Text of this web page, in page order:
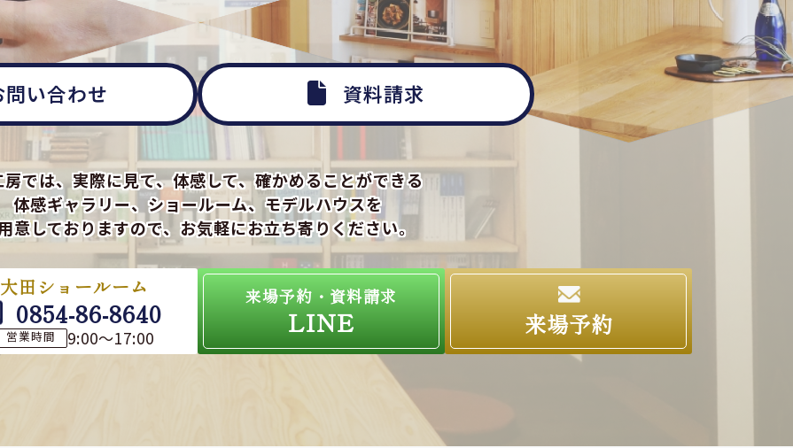
問い合わせ 資料請求
房では、実際に見て、体感して、確かめることができる
体感ギャラリー、ショールーム、モデルハウスを
意しておりますので、お気軽にお立ち寄りください。
大田ショールーム
0854-86-8640
営業時間 9:00～17:00
来場予約・資料請求
LINE 来場予約